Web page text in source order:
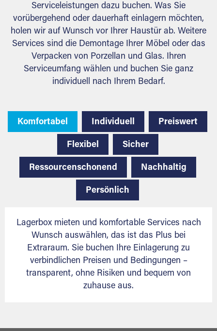
Serviceleistungen dazu buchen. Was Sie
vorübergehend oder dauerhaft einlagern möchten,
holen wir auf Wunsch vor Ihrer Haustür ab. Weitere
Services sind die Demontage Ihrer Möbel oder das
Verpacken von Porzellan und Glas. Ihren
Serviceumfang wählen und buchen Sie ganz
individuell nach Ihrem Bedarf.
Komfortabel Individuell Preiswert
Flexibel Sicher
Ressourcenschonend Nachhaltig
Persönlich
Lagerbox mieten und komfortable Services nach
Wunsch auswählen, das ist das Plus bei
Extraraum. Sie buchen Ihre Einlagerung zu
verbindlichen Preisen und Bedingungen –
transparent, ohne Risiken und bequem von
zuhause aus.